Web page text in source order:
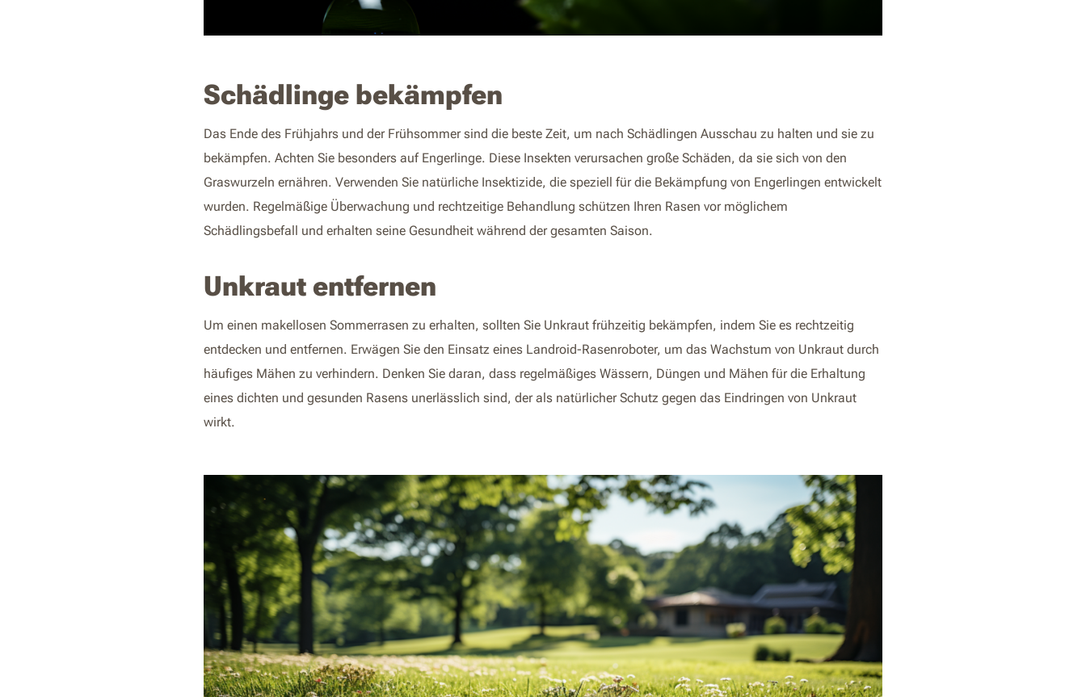
Schädlinge bekämpfen
Das Ende des Frühjahrs und der Frühsommer sind die beste Zeit, um nach Schädlingen Ausschau zu halten und sie zu
bekämpfen. Achten Sie besonders auf Engerlinge. Diese Insekten verursachen große Schäden, da sie sich von den
Graswurzeln ernähren. Verwenden Sie natürliche Insektizide, die speziell für die Bekämpfung von Engerlingen entwickelt
wurden. Regelmäßige Überwachung und rechtzeitige Behandlung schützen Ihren Rasen vor möglichem
Schädlingsbefall und erhalten seine Gesundheit während der gesamten Saison.
Unkraut entfernen
Um einen makellosen Sommerrasen zu erhalten, sollten Sie Unkraut frühzeitig bekämpfen, indem Sie es rechtzeitig
entdecken und entfernen. Erwägen Sie den Einsatz eines Landroid-Rasenroboter, um das Wachstum von Unkraut durch
häufiges Mähen zu verhindern. Denken Sie daran, dass regelmäßiges Wässern, Düngen und Mähen für die Erhaltung
eines dichten und gesunden Rasens unerlässlich sind, der als natürlicher Schutz gegen das Eindringen von Unkraut
wirkt.